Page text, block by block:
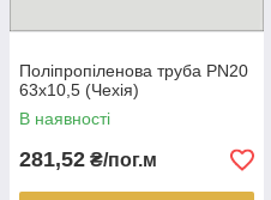
Поліпропіленова труба PN20
63х10,5 (Чехія)
В наявності
281,52 ₴/пог.м